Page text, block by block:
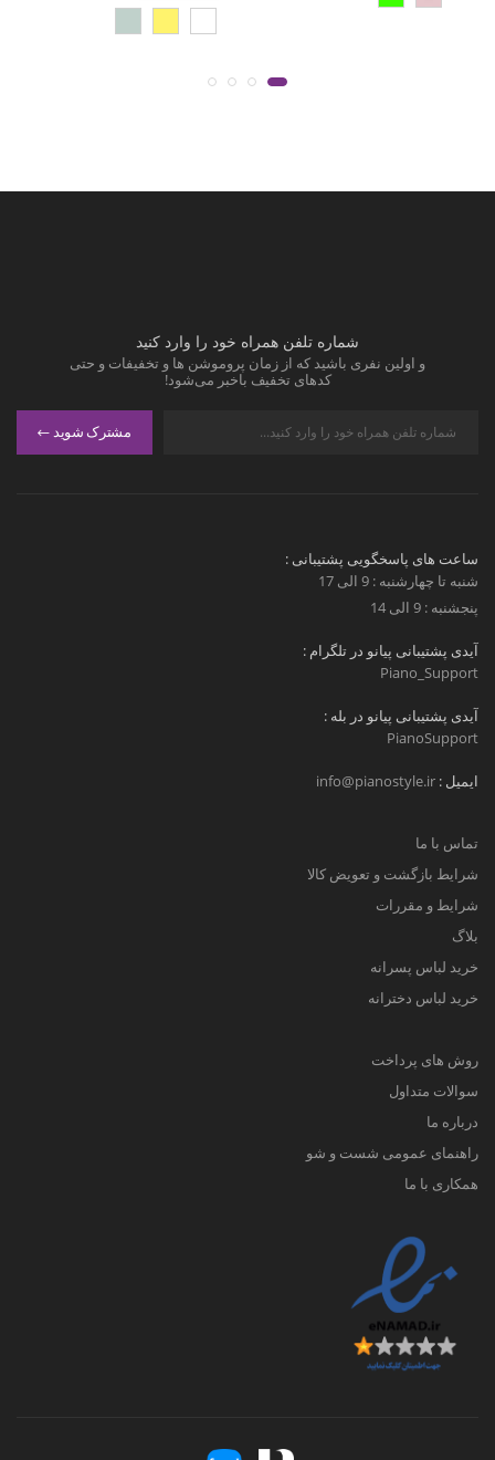
شماره تلفن همراه خود را وارد کنید
و اولین نفری باشید که از زمان پروموشن ها و تخفیفات و حتی
کدهای تخفیف باخبر می‌شود!
مشترک شوید
ساعت های پاسخگویی پشتیبانی :
شنبه تا چهارشنبه : 9 الی 17
پنجشنبه : 9 الی 14
آیدی پشتیبانی پیانو در تلگرام :
Piano_Support
آیدی پشتیبانی پیانو در بله :
PianoSupport
ایمیل : info@pianostyle.ir
تماس با ما
شرایط بازگشت و تعویض کالا
شرایط و مقررات
بلاگ
خرید لباس پسرانه
خرید لباس دخترانه
روش های پرداخت
سوالات متداول
درباره ما
راهنمای عمومی شست و شو
همکاری با ما